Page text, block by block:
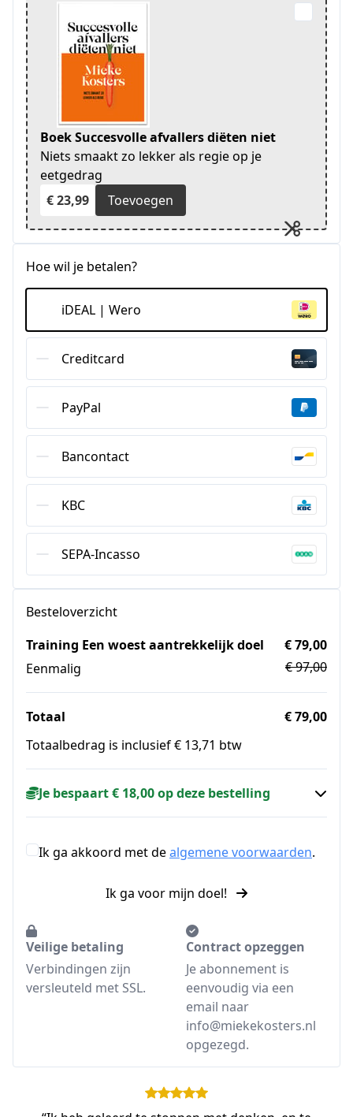
Boek Succesvolle afvallers diëten niet
Niets smaakt zo lekker als regie op je
eetgedrag
€ 23,99
Toevoegen
Hoe wil je betalen?
iDEAL | Wero
Creditcard
PayPal
Bancontact
KBC
SEPA-Incasso
Besteloverzicht
Training Een woest aantrekkelijk doel
Eenmalig
€ 79,00
€ 97,00
Totaal
€ 79,00
Totaalbedrag is inclusief € 13,71 btw
Je bespaart € 18,00 op deze bestelling
Ik ga akkoord met dealgemene voorwaarden.
Ik ga voor mijn doel!
Veilige betaling
Verbindingen zijn
versleuteld met SSL.
Contract opzeggen
Je abonnement is
eenvoudig via een
email naar
info@miekekosters.nl
opgezegd.